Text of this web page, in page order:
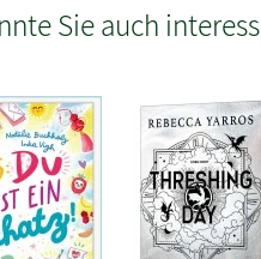
Sie auch